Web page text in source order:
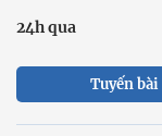
24h qua
Tuyến bài